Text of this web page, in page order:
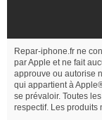
Repar-iphone.fr ne
par Apple et ne fait
approuve ou autorise
qui appartient à
se prévaloir. Toutes
respectif. Les produits